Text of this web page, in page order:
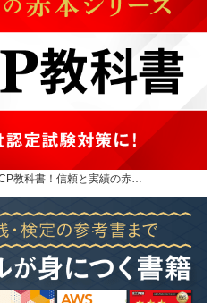
教科書！信頼と実績の赤…